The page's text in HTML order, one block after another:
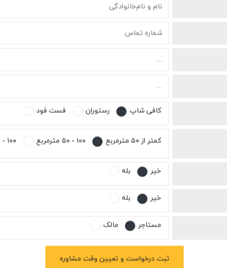
کافی شاپ رستوران فست فود
کمتر از ۵۰ مترمربع ۱۰۰ - ۵۰ مترمربع ۱۰۰ - ۱۵۰ مترمربع
خیر بله
خیر بله
مستاجر مالک